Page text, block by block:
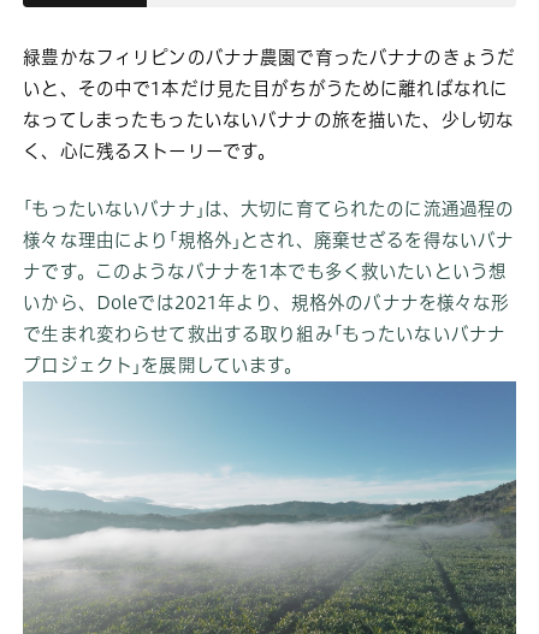
緑豊かなフィリピンのバナナ農園で育ったバナナのきょうだ
いと、その中で1本だけ見た目がちがうために離ればなれに
なってしまったもったいないバナナの旅を描いた、少し切な
く、心に残るストーリーです。
｢もったいないバナナ｣は、大切に育てられたのに流通過程の
様々な理由により｢規格外｣とされ、廃棄せざるを得ないバナ
ナです。このようなバナナを1本でも多く救いたいという想
いから、Doleでは2021年より、規格外のバナナを様々な形
で生まれ変わらせて救出する取り組み｢もったいないバナナ
プロジェクト｣を展開しています。